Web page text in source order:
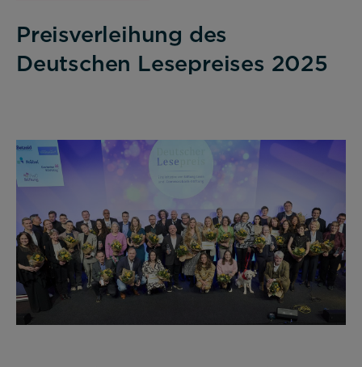
Preisverleihung des
Deutschen Lesepreises 2025